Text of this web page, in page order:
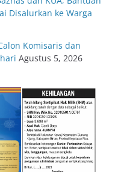
Disalurkan ke Warga
Komisaris dan
Agustus 5, 2026